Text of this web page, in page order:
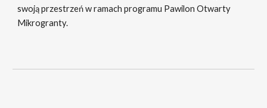
swoją przestrzeń w ramach programu Pawilon Otwarty
Mikrogranty.